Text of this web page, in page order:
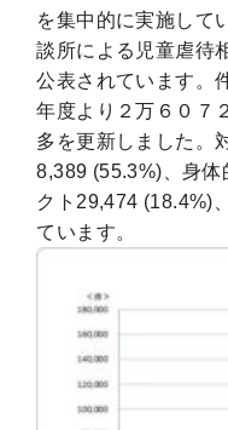
を集中的に実施し
談所による児童虐待
公表されています。
年度より２万６０７
多を更新しました。
8,389 (55.3%)、身
クト29,474 (18.4%)
ています。